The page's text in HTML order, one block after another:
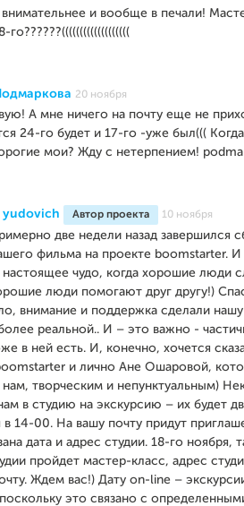
внимательнее и вообще в печали!
20 ноября
А мне ничего на почту еще не
24-го будет и 17-го -уже был(((
мои? Жду с нетерпением!
Автор проекта 10 ноября
две недели назад завершился
фильма на проекте boomstarter. И
чудо, когда хорошие люди
люди помогают друг другу!)
внимание и поддержка сделали
реальной.. И – это важно -
в ней есть. И, конечно, хочется
и лично Ане Ошаровой,
нам, творческим и непунктуальным)
в студию на экскурсию – их будет
в 14-00. На вашу почту придут
дата и адрес студии. 18-го ноября,
пройдет мастер-класс, адрес
Ждем вас!) Дату on-line –
это связано с